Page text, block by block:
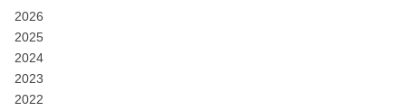
2026
2025
2024
2023
2022